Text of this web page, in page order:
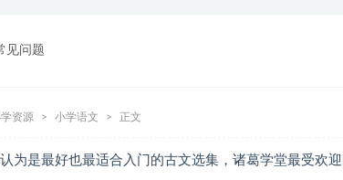
见问题
资源 小学语文 正文
认为是最好也最适合入门的古文选集，诸葛学堂最受欢